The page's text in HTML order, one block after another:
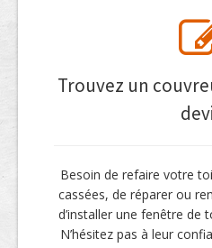
Trouvez un
Besoin de refaire votre
cassées, de réparer ou
d’installer une fenêtre de
N’hésitez pas à leur